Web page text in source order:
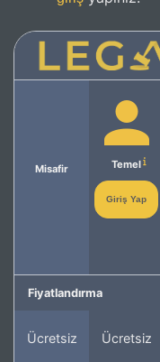
Misafir Temel
Giriş Yap
Fiyatlandırma
Ücretsiz Ücretsiz